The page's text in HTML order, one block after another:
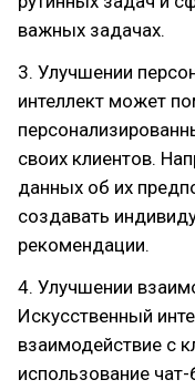
важных задачах.
3. Улучшении
интеллект может
своих клиентов.
данных об их
создавать
рекомендации.
4. Улучшении
Искусственный
взаимодействие с
использование